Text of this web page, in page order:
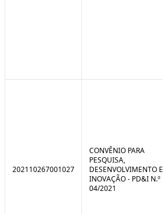
202110267001027
CONVÊNIO PARA
PESQUISA,
DESENVOLVIMENTO E
INOVAÇÃO - PD&I N.º
04/2021